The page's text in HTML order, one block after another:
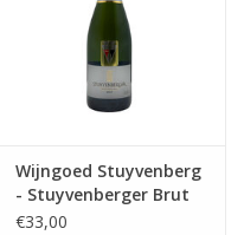
Wijngoed Stuyvenberg
- Stuyvenberger Brut
€33,00